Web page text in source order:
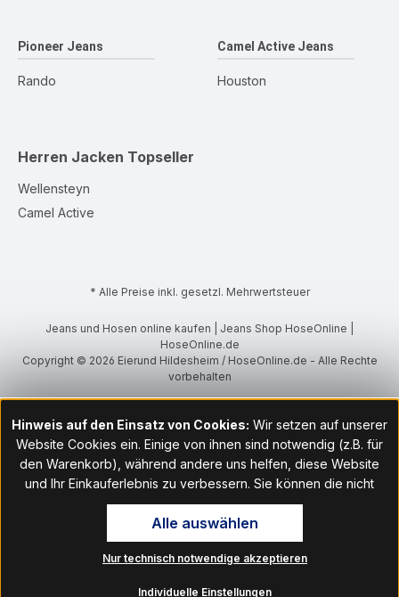
Pioneer Jeans
Rando
Camel Active Jeans
Houston
Herren Jacken Topseller
Wellensteyn
Camel Active
* Alle Preise inkl. gesetzl. Mehrwertsteuer
Jeans und Hosen online kaufen | Jeans Shop HoseOnline |
HoseOnline.de
Copyright © 2026 Eierund Hildesheim / HoseOnline.de - Alle Rechte
vorbehalten
Hinweis auf den Einsatz von Cookies: Wir setzen auf unserer
Website Cookies ein. Einige von ihnen sind notwendig (z.B. für
den Warenkorb), während andere uns helfen, diese Website
und Ihr Einkauferlebnis zu verbessern. Sie können die nicht
notwendigen Cookies mit Klick auf „OK“ akzeptieren oder per
Klick auf "Nur technisch notwendige akzeptieren" ablehnen. Den
Zugang zu den Cookie-Einstellungen finden Sie im Fußbereich
unserer Website im Menüpunkt „Informationen“. Dort können Sie
Nur technisch notwendige akzeptieren
Individuelle Einstellungen
Alle auswählen